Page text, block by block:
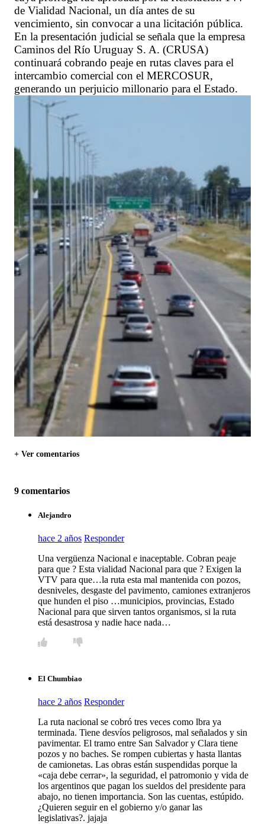
de Vialidad Nacional, un día antes de su
vencimiento, sin convocar a una licitación pública.
En la presentación judicial se señala que la empresa
Caminos del Río Uruguay S. A. (CRUSA)
continuará cobrando peaje en rutas claves para el
intercambio comercial con el MERCOSUR,
generando un perjuicio millonario para el Estado.
+ Ver comentarios
9 comentarios
Alejandro
hace 2 años Responder
Una vergüenza Nacional e inaceptable. Cobran peaje
para que ? Esta vialidad Nacional para que ? Exigen la
VTV para que…la ruta esta mal mantenida con pozos,
desniveles, desgaste del pavimento, camiones extranjeros
que hunden el piso …municipios, provincias, Estado
Nacional para que sirven tantos organismos, si la ruta
está desastrosa y nadie hace nada…
El Chumbiao
hace 2 años Responder
La ruta nacional se cobró tres veces como lbra ya
terminada. Tiene desvíos peligrosos, mal señalados y sin
pavimentar. El tramo entre San Salvador y Clara tiene
pozos y no baches. Se rompen cubiertas y hasta llantas
de camionetas. Las obras están suspendidas porque la
«caja debe cerrar», la seguridad, el patromonio y vida de
los argentinos que pagan los sueldos del presidente para
abajo, no tienen importancia. Son las cuentas, estúpido.
¿Quieren seguir en el gobierno y/o ganar las
legislativas?. jajaja